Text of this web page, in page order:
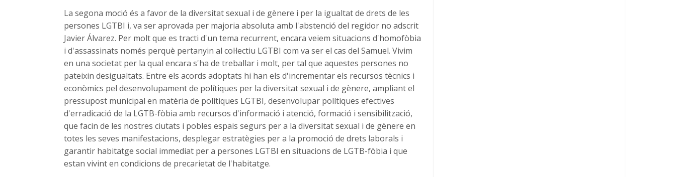
La segona moció és a favor de la diversitat sexual i de gènere i per la igualtat de drets de les
persones LGTBI i, va ser aprovada per majoria absoluta amb l'abstenció del regidor no adscrit
Javier Álvarez. Per molt que es tracti d'un tema recurrent, encara veiem situacions d'homofòbia
i d'assassinats només perquè pertanyin al col·lectiu LGTBI com va ser el cas del Samuel. Vivim
en una societat per la qual encara s'ha de treballar i molt, per tal que aquestes persones no
pateixin desigualtats. Entre els acords adoptats hi han els d'incrementar els recursos tècnics i
econòmics pel desenvolupament de polítiques per la diversitat sexual i de gènere, ampliant el
pressupost municipal en matèria de polítiques LGTBI, desenvolupar polítiques efectives
d'erradicació de la LGTB-fòbia amb recursos d'informació i atenció, formació i sensibilització,
que facin de les nostres ciutats i pobles espais segurs per a la diversitat sexual i de gènere en
totes les seves manifestacions, desplegar estratègies per a la promoció de drets laborals i
garantir habitatge social immediat per a persones LGTBI en situacions de LGTB-fòbia i que
estan vivint en condicions de precarietat de l'habitatge.